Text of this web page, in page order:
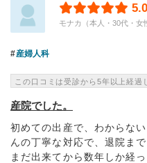
5.0
モナカ（本人・30代・女
産婦人科
この口コミは受診から5年以上経過
産院でした。
初めての出産で、わからな
んの丁寧な対応で、退院ま
まだ出来てから数年しか経